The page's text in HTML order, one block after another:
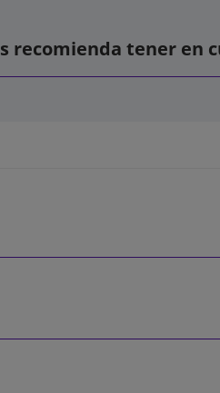
recomienda tener en